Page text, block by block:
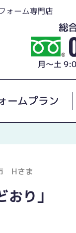
ォーム専門店
総
月～土
ームプラン
Hさま
り」